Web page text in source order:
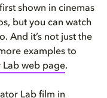
shown in cinemas
but you can watch
And it’s not just the
examples to
web page.
Lab film in